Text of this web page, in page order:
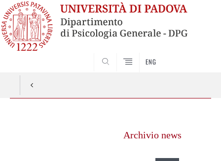
ENG
Archivio news